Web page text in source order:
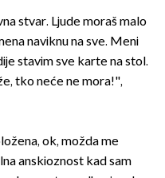
stvar. Ljude moraš malo
naviknu na sve. Meni
stavim sve karte na stol.
tko neće ne mora!",
ok, možda me
anskioznost kad sam